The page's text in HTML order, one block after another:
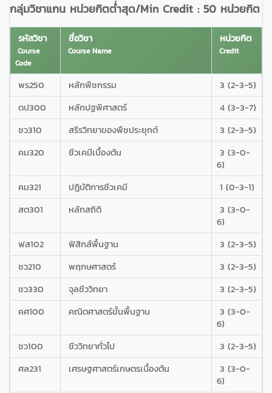
กลุ่มวิชาแกน หน่วยกิตต่ำสุด/Min Credit : 50 หน่วยกิต
รหัสวิชา
Course
Code
ชื่อวิชา
Course Name
หน่วยกิต
Credit
พร250 หลักพืชกรรม
3 (2-3-5)
ดป300
หลักปฐพีศาสตร์
4 (3-3-7)
ชว310
สรีรวิทยาของพืชประยุกต์
3 (2-3-5)
คม320
ชีวเคมีเบื้องต้น
3 (3-0-
6)
คม321
ปฏิบัติการชีวเคมี
1 (0-3-1)
สต301
หลักสถิติ
3 (3-0-
6)
ฟส102
ฟิสิกส์พื้นฐาน
3 (2-3-5)
ชว210
พฤกษศาสตร์
3 (2-3-5)
ชว330
จุลชีววิทยา
3 (2-3-5)
คศ100
คณิตศาสตร์ขั้นพื้นฐาน
3 (3-0-
6)
ชว100
ชีววิทยาทั่วไป
3 (2-3-5)
ศล231
เศรษฐศาสตร์เกษตรเบื้องต้น
3 (3-0-
6)